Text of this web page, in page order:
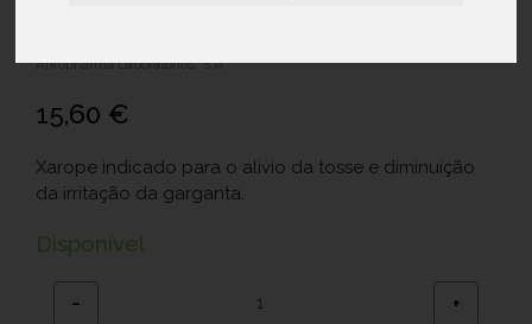
Arkopharma Laboratórios, S.A
15,60 €
Xarope indicado para o alivio da tosse e diminuição
da irritação da garganta.
Disponível
− +